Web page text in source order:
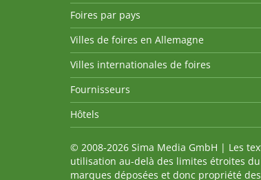
Foires par pays
Villes de foires en Allemagne
Villes internationales de foires
Fournisseurs
Hôtels
© 2008-2026 Sima Media GmbH | Les
utilisation au-delà des limites étroites
marques déposées et donc propriété